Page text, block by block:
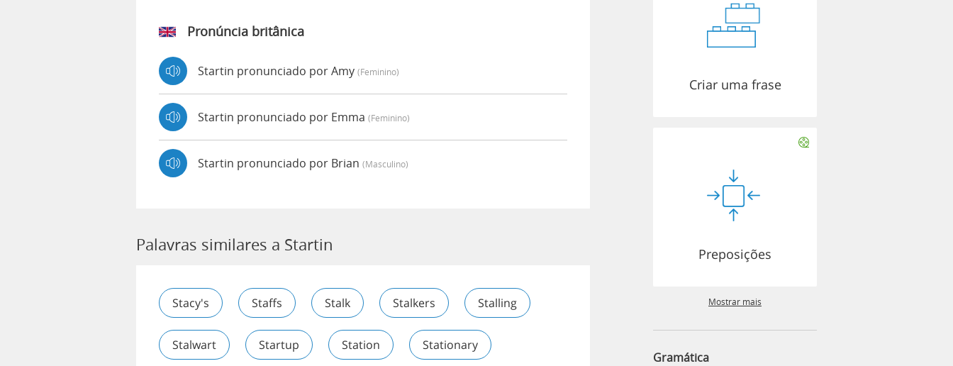
Pronúncia britânica
Startin pronunciado por Amy (feminino)
Startin pronunciado por Emma (feminino)
Startin pronunciado por Brian (masculino)
Palavras similares a Startin
Stacy's Staffs Stalk Stalkers Stalling
Stalwart Startup Station Stationary
Criar uma frase
Preposições
Mostrar mais
Gramática